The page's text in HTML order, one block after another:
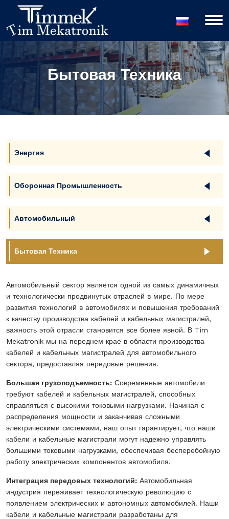
Бытовая Техника
Энергия
Оборонная Промышленность
Автомобильный
Бытовая Техника
Автомобильный сектор является одной из самых динамичных
и технологически продвинутых отраслей в мире. По мере
развития технологий в автомобилях и повышения требований
к качеству производства кабелей и кабельных магистралей,
важность этой отрасли становится все более явной. В Tim
Mekatronik мы на переднем крае в области производства
кабелей и кабельных магистралей для автомобильного
сектора, предоставляя передовые решения.
Большая грузоподъемность: Современные автомобили
требуют кабелей и кабельных магистралей, способных
справляться с высокими токовыми нагрузками. Начиная с
распределения мощности и заканчивая сложными
электрическими системами, наш опыт гарантирует, что наши
кабели и кабельные магистрали могут надежно управлять
большими токовыми нагрузками, обеспечивая бесперебойную
работу электрических компонентов автомобиля.
Интеграция передовых технологий: Автомобильная
индустрия переживает технологическую революцию с
появлением электрических и автономных автомобилей. Наши
кабели и кабельные магистрали разработаны для